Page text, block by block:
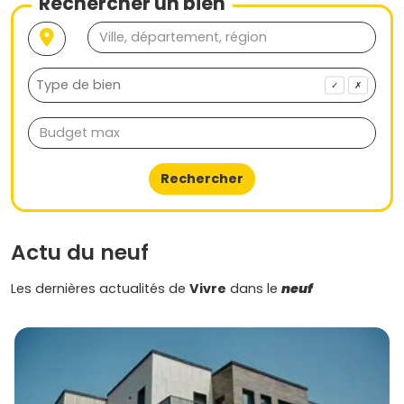
✓ ✗
Rechercher
Actu du neuf
Les dernières actualités de Vivre dans le neuf